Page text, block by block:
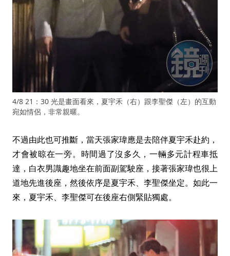
4/8 21：30 光是畫面看來，夏宇禾（右）跟李聖傑（左）的互動
宛如情侶，非常親暱。
不過由此也可推斷，當天張家瑋應是去陪伴夏宇禾赴約，
才會被晾在一旁。時間過了沒多久，一輛多元計程車抵
達，白衣男識趣地坐在前面副駕駛座，接著張家瑋也很上
道地先進後座，然後依序是夏宇禾、李聖傑坐定。如此一
來，夏宇禾、李聖傑可在後座右側緊貼獨處。